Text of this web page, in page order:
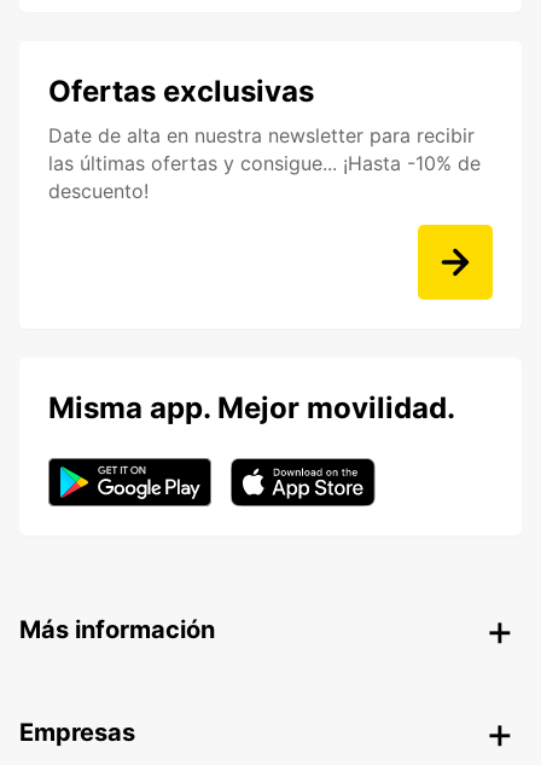
Ofertas exclusivas
Date de alta en nuestra newsletter para recibir
las últimas ofertas y consigue... ¡Hasta -10% de
descuento!
Misma app. Mejor movilidad.
Más información
Empresas